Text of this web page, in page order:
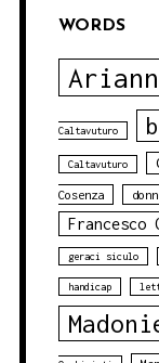
WORDS
Caltavuturo
Caltavuturo
Cosenza
Francesco
geraci siculo
handicap